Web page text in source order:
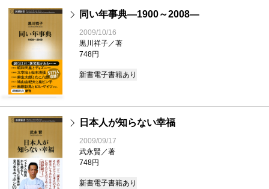
同い年事典―1900～2008―
2009/10/16
黒川祥子／著
748円
新書電子書籍あり
日本人が知らない幸福
2009/09/17
武永賢／著
748円
新書電子書籍あり